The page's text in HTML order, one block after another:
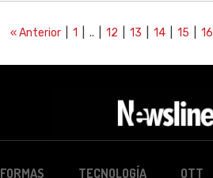
« Anterior| 1 | .. | 12 13 14| 15 16
TECNOLOGÍA OTT